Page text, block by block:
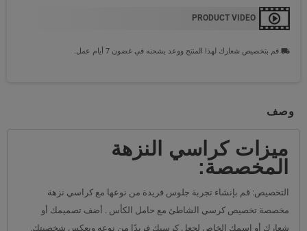
PRODUCT VIDEO
local_shipping قم بتخصيص شعارك لهذا المنتج ووعد بشحنه في غضون 7 أيام عمل.
وصف
ميزات كراسي النزهة
المخصصة:
التخصيص: قم بإنشاء تجربة جلوس فريدة من نوعها مع كراسي نزهة
مخصصة تخصيص كرسي الشاطئ مع حامل الكأس . أضف تصميمك أو
شعارك أو اسمك الخاص لجعل كرسيك فريدًا من نوعه ويعكس شخصيتك.